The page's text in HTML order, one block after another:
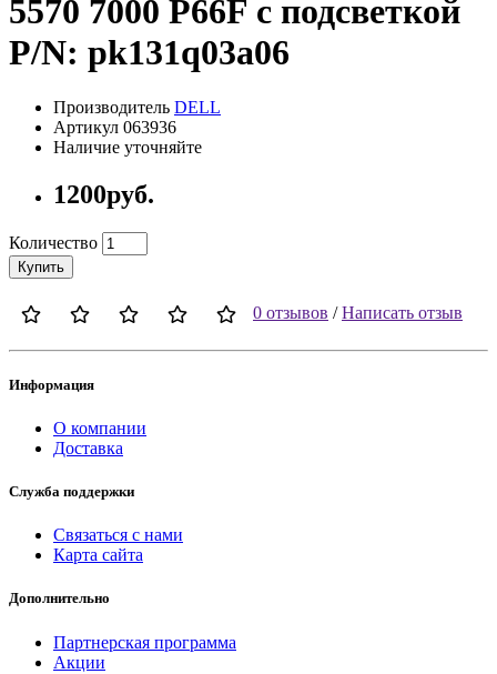
5570 7000 P66F с подсветкой
P/N: pk131q03a06
Производитель DELL
Артикул 063936
Наличие уточняйте
1200руб.
Количество
Купить
0 отзывов /Написать отзыв
Информация
О компании
Доставка
Служба поддержки
Связаться с нами
Карта сайта
Дополнительно
Партнерская программа
Акции